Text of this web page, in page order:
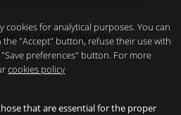
Madrid Spain
for analytical purposes. You can
the "Accept" button, refuse their use with
preferences" button. For more
cookies policy
that are essential for the proper